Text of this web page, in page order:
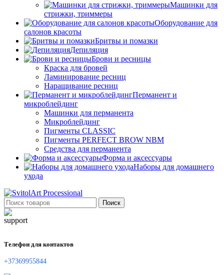
Машинки для
стрижки, триммеры
Оборудование для
салонов красоты
Бритвы и помазки
Депиляция
Брови и ресницы
Краска для бровей
Ламинирование ресниц
Наращивание ресниц
Перманент и
микроблейдинг
Машинки для перманента
Микроблейдинг
Пигменты CLASSIC
Пигменты PERFECT BROW NBM
Средства для перманента
Форма и аксессуары
Наборы для домашнего
ухода
Поиск
Телефон для контактов
+37369955844